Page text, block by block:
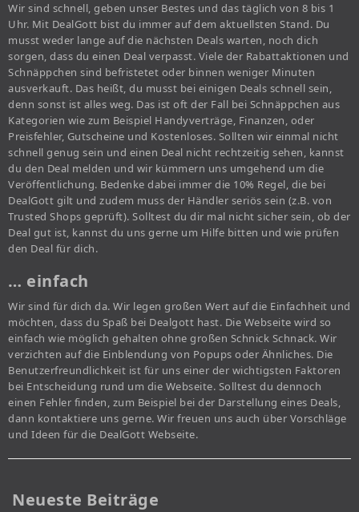
Wir sind schnell, geben unser Bestes und das täglich von 8 bis 1
Uhr. Mit DealGott bist du immer auf dem aktuellsten Stand. Du
musst weder lange auf die nächsten Deals warten, noch dich
sorgen, dass du einen Deal verpasst. Viele der Rabattaktionen und
Schnäppchen sind befristetet oder binnen weniger Minuten
ausverkauft. Das heißt, du musst bei einigen Deals schnell sein,
denn sonst ist alles weg. Das ist oft der Fall bei Schnäppchen aus
Kategorien wie zum Beispiel Handyverträge, Finanzen, oder
Preisfehler, Gutscheine und Kostenloses. Sollten wir einmal nicht
schnell genug sein und einen Deal nicht rechtzeitig sehen, kannst
du den Deal melden und wir kümmern uns umgehend um die
Veröffentlichung. Bedenke dabei immer die 10% Regel, die bei
DealGott gilt und zudem muss der Händler seriös sein (z.B. von
Trusted Shops geprüft). Solltest du dir mal nicht sicher sein, ob der
Deal gut ist, kannst du uns gerne um Hilfe bitten und wie prüfen
den Deal für dich.
… einfach
Wir sind für dich da. Wir legen großen Wert auf die Einfachheit und
möchten, dass du Spaß bei Dealgott hast. Die Webseite wird so
einfach wie möglich gehalten ohne großen Schnick Schnack. Wir
verzichten auf die Einblendung von Popups oder Ähnliches. Die
Benutzerfreundlichkeit ist für uns einer der wichtigsten Faktoren
bei Entscheidung rund um die Webseite. Solltest du dennoch
einen Fehler finden, zum Beispiel bei der Darstellung eines Deals,
dann kontaktiere uns gerne. Wir freuen uns auch über Vorschläge
und Ideen für die DealGott Webseite.
Neueste Beiträge